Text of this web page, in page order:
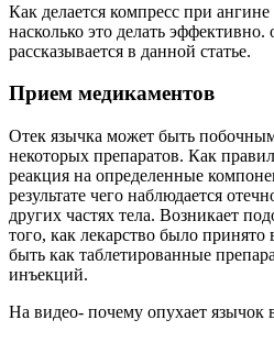
Как делается компресс при
насколько это делать
рассказывается в данной статье.
Прием медикаментов
Отек язычка может быть
некоторых препаратов. Как
реакция на определенные
результате чего наблюдается
других частях тела. Возникает
того, как лекарство было
быть как таблетированные
инъекций.
На видео- почему опухает язычок